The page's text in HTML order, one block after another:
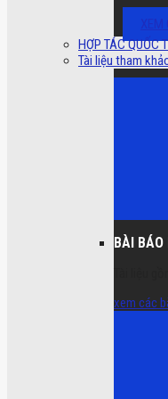
HỢP TÁC QUỐC
Tài liệu tham
BÀI BÁO
xem các